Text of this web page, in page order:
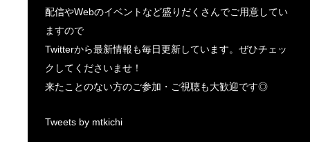
配信やWebのイベントなど盛りだくさんでご用意してい
ますので
Twitterから最新情報も毎日更新しています。ぜひチェッ
クしてくださいませ！
来たことのない方のご参加・ご視聴も大歓迎です◎
Tweets by mtkichi